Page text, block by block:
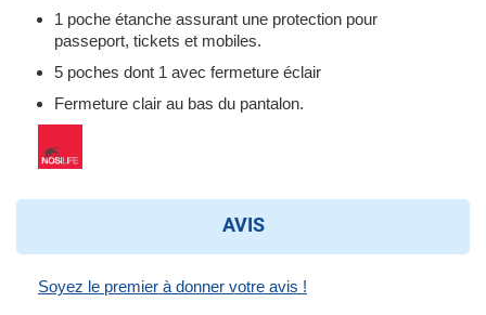
1 poche étanche assurant une protection pour
passeport, tickets et mobiles.
5 poches dont 1 avec fermeture éclair
Fermeture clair au bas du pantalon.
AVIS
Soyez le premier à donner votre avis !